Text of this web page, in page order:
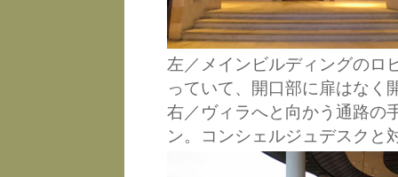
左／メインビルディングのロ
っていて、開口部に扉はなく
右／ヴィラへと向かう通路の
ン。コンシェルジュデスクと